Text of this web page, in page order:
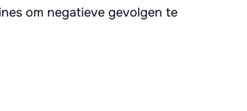
om negatieve gevolgen te